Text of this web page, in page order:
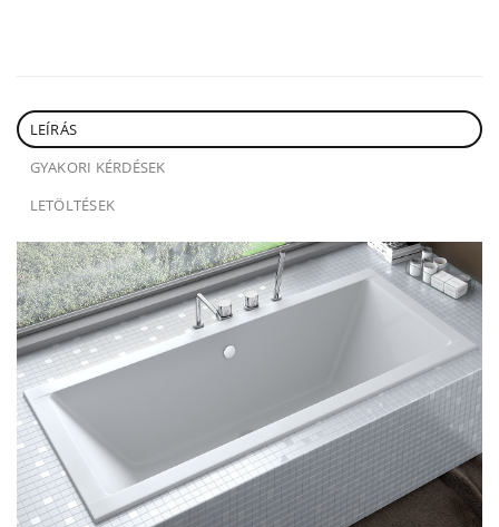
LEÍRÁS
GYAKORI KÉRDÉSEK
LETÖLTÉSEK